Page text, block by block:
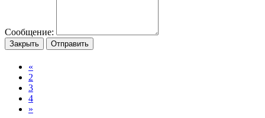
Сообщение:
Закрыть Отправить
«
2
3
4
»